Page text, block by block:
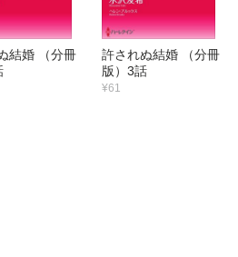
結婚 （分冊
許されぬ結婚 （分冊
版）3話
¥61